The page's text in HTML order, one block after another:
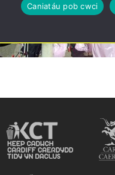
Caniatáu pob cwci